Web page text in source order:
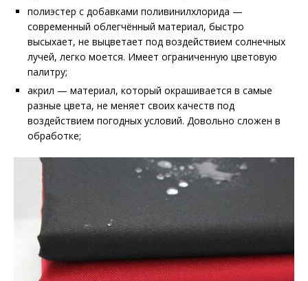
полиэстер с добавками поливинилхлорида —
современный облегчённый материал, быстро
высыхает, не выцветает под воздействием солнечных
лучей, легко моется. Имеет ограниченную цветовую
палитру;
акрил — материал, который окрашивается в самые
разные цвета, не меняет своих качеств под
воздействием погодных условий. Довольно сложен в
обработке;